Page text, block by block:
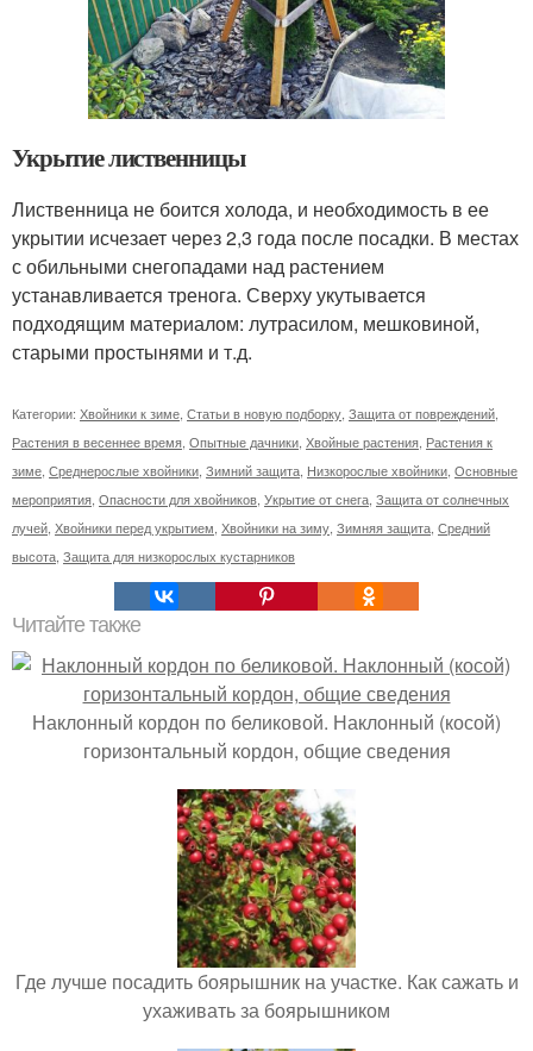
Укрытие лиственницы
Лиственница не боится холода, и необходимость в ее
укрытии исчезает через 2,3 года после посадки. В местах
с обильными снегопадами над растением
устанавливается тренога. Сверху укутывается
подходящим материалом: лутрасилом, мешковиной,
старыми простынями и т.д.
Категории: Хвойники к зиме Статьи в новую подборку Защита от повреждений
Растения в весеннее время Опытные дачники Хвойные растения Растения к
зиме Среднерослые хвойники Зимний защита Низкорослые хвойники Основные
мероприятия Опасности для хвойников Укрытие от снега Защита от солнечных
лучей Хвойники перед укрытием Хвойники на зиму Зимняя защита Средний
высота Защита для низкорослых кустарников
Читайте также
Наклонный кордон по беликовой. Наклонный (косой)
горизонтальный кордон, общие сведения
Где лучше посадить боярышник на участке. Как сажать и
ухаживать за боярышником